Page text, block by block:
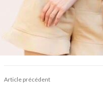
Article précédent